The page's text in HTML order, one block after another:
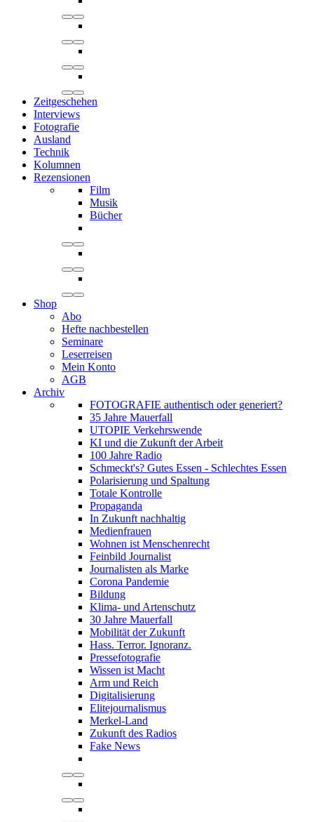
Zeitgeschehen
Interviews
Fotografie
Ausland
Technik
Kolumnen
Rezensionen
Film
Musik
Bücher
Shop
Abo
Hefte nachbestellen
Seminare
Leserreisen
Mein Konto
AGB
Archiv
FOTOGRAFIE authentisch oder generiert?
35 Jahre Mauerfall
UTOPIE Verkehrswende
KI und die Zukunft der Arbeit
100 Jahre Radio
Schmeckt's? Gutes Essen - Schlechtes Essen
Polarisierung und Spaltung
Totale Kontrolle
Propaganda
In Zukunft nachhaltig
Medienfrauen
Wohnen ist Menschenrecht
Feinbild Journalist
Journalisten als Marke
Corona Pandemie
Bildung
Klima- und Artenschutz
30 Jahre Mauerfall
Mobilität der Zukunft
Hass. Terror. Ignoranz.
Pressefotografie
Wissen ist Macht
Arm und Reich
Digitalisierung
Elitejournalismus
Merkel-Land
Zukunft des Radios
Fake News